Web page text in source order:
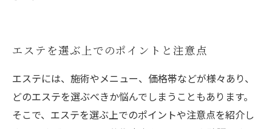
エステを選ぶ上でのポイントと注意点
エステには、施術やメニュー、価格帯などが様々あり、
どのエステを選ぶべきか悩んでしまうこともあります。
そこで、エステを選ぶ上でのポイントや注意点を紹介し